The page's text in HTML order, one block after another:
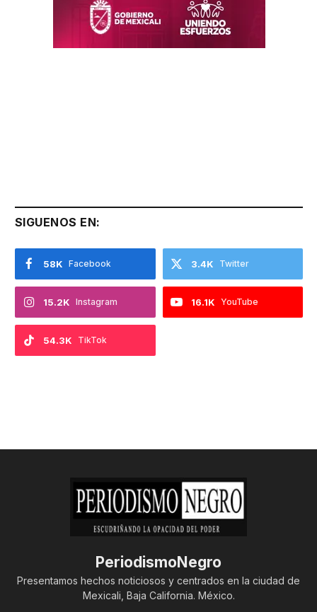
SIGUENOS EN:
Facebook
58K Twitter
3.4K
Instagram
15.2K YouTube
16.1K
TikTok
54.3K
PeriodismoNegro
Presentamos hechos noticiosos y centrados en la ciudad de
Mexicali, Baja California. México.